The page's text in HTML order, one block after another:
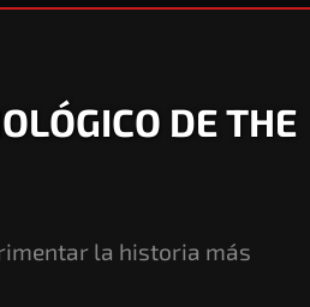
DE THE
la historia más